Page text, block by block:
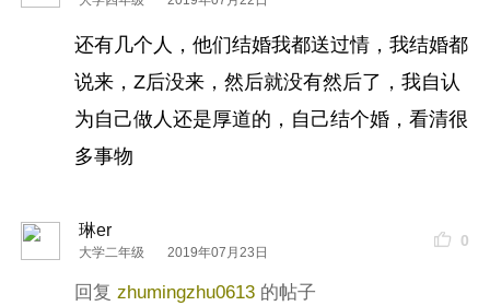
还有几个人，他们结婚我都送过情，我结婚都
说来，Z后没来，然后就没有然后了，我自认
为自己做人还是厚道的，自己结个婚，看清很
多事物
琳er
大学二年级 2019年07月23日
0
zhumingzhu0613